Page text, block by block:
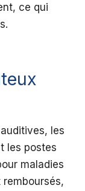
ce qui
les
les postes
maladies